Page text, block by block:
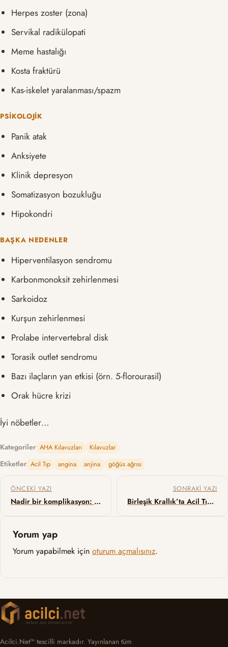
Herpes zoster (zona)
Servikal radikülopati
Meme hastalığı
Kosta fraktürü
Kas-iskelet yaralanması/spazm
PSIKOLOJIK
Panik atak
Anksiyete
Klinik depresyon
Somatizasyon bozukluğu
Hipokondri
BAŞKA NEDENLER
Hiperventilasyon sendromu
Karbonmonoksit zehirlenmesi
Sarkoidoz
Kurşun zehirlenmesi
Prolabe intervertebral disk
Torasik outlet sendromu
Bazı ilaçların yan etkisi (örn. 5-florourasil)
Orak hücre krizi
İyi nöbetler…
Kategoriler AHA Kılavuzları Kılavuzlar
Etiketler Acil Tıp angina anjina göğüs ağrısı
Yazı gezinmesi
ÖNCEKI YAZI
Nadir bir komplikasyon: Tirotoksik Hipokalemik Periyodik Paralizi
SONRAKI YAZI
Birleşik Krallık’ta Acil Tıp Müfredatı
Yorum yap
Yorum yapabilmek için oturum açmalısınız.
Acilci.Net™ tescilli markadır. Yayınlanan tüm